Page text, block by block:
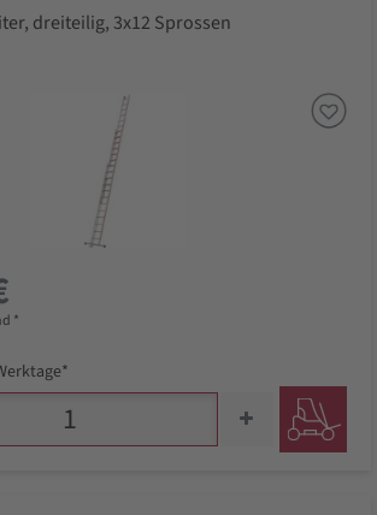
dreiteilig, 3x12 Sprossen
*